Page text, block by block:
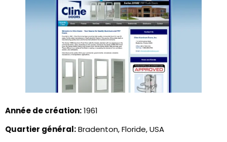
Année de création:1961
Quartier général:Bradenton, Floride, USA